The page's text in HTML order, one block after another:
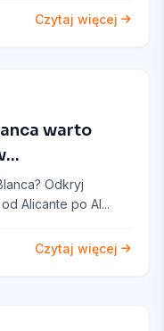
Czytaj więcej
warto
Odkryj
Alicante po Al...
Czytaj więcej